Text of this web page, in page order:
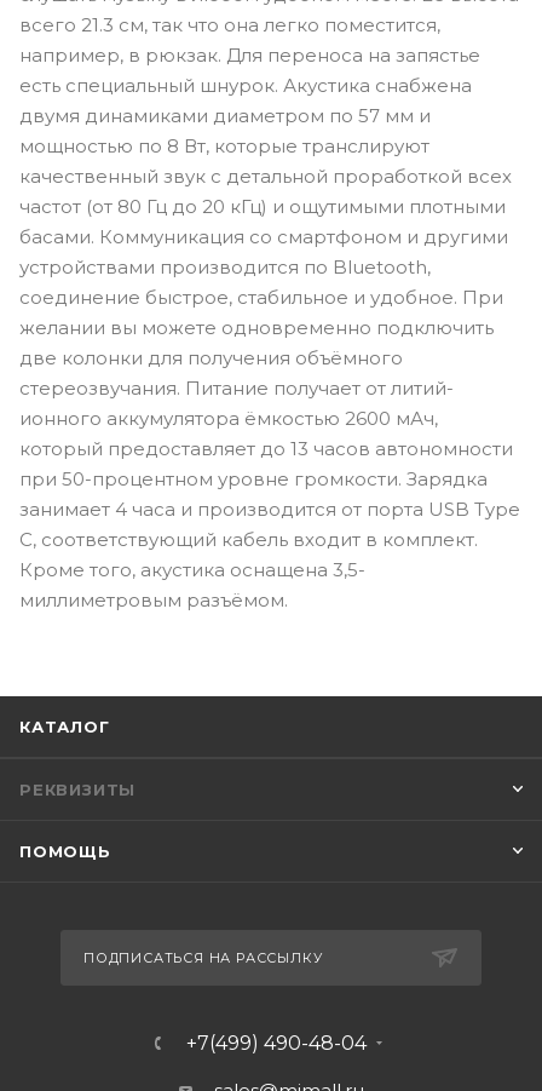
всего 21.3 см, так что она легко поместится,
например, в рюкзак. Для переноса на запястье
есть специальный шнурок. Акустика снабжена
двумя динамиками диаметром по 57 мм и
мощностью по 8 Вт, которые транслируют
качественный звук с детальной проработкой всех
частот (от 80 Гц до 20 кГц) и ощутимыми плотными
басами. Коммуникация со смартфоном и другими
устройствами производится по Bluetooth,
соединение быстрое, стабильное и удобное. При
желании вы можете одновременно подключить
две колонки для получения объёмного
стереозвучания. Питание получает от литий-
ионного аккумулятора ёмкостью 2600 мАч,
который предоставляет до 13 часов автономности
при 50-процентном уровне громкости. Зарядка
занимает 4 часа и производится от порта USB Type
C, соответствующий кабель входит в комплект.
Кроме того, акустика оснащена 3,5-
миллиметровым разъёмом.
КАТАЛОГ
РЕКВИЗИТЫ
ПОМОЩЬ
ПОДПИСАТЬСЯ НА РАССЫЛКУ
+7(499) 490-48-04